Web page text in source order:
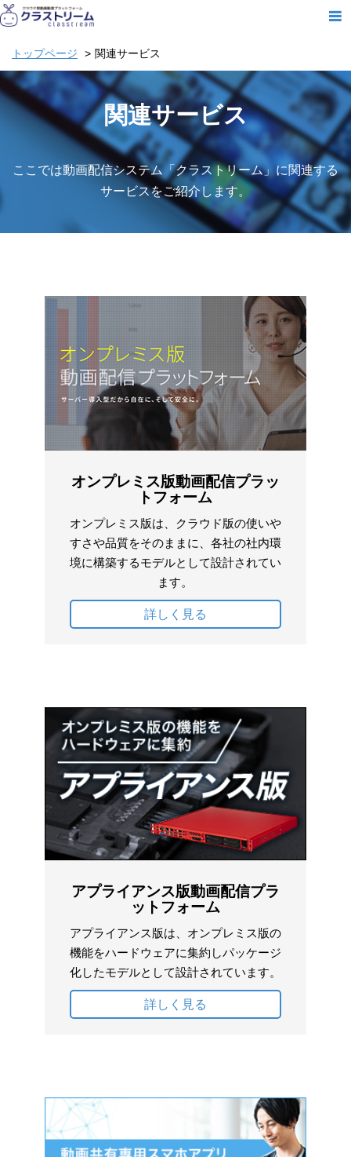
トップページ 関連サービス
関連サービス
ここでは動画配信システム「クラストリーム」に関連する
サービスをご紹介します。
オンプレミス版動画配信プラッ
トフォーム
オンプレミス版は、クラウド版の使いや
すさや品質をそのままに、各社の社内環
境に構築するモデルとして設計されてい
ます。
詳しく見る
アプライアンス版動画配信プラ
ットフォーム
アプライアンス版は、オンプレミス版の
機能をハードウェアに集約しパッケージ
化したモデルとして設計されています。
詳しく見る